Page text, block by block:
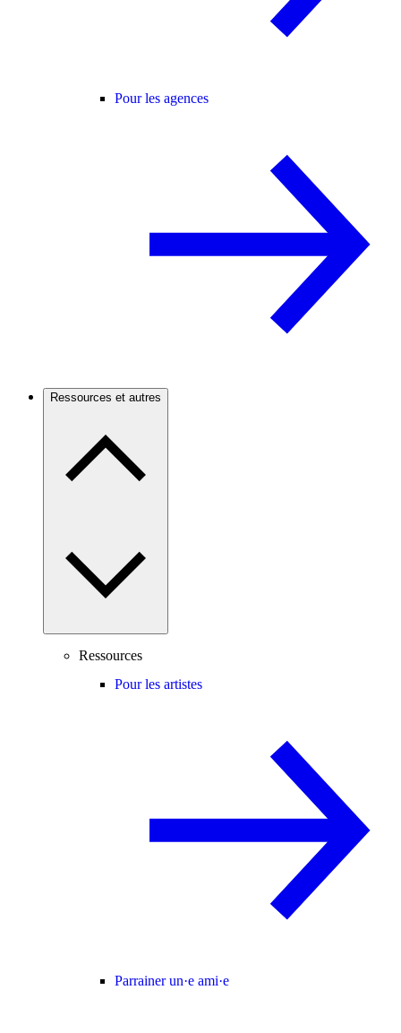
Pour les agences
Ressources et autres
Ressources
Pour les artistes
Parrainer un·e ami·e